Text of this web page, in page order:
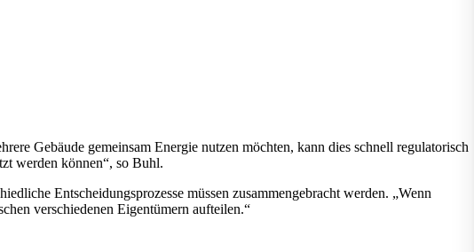
Gebäude gemeinsam Energie nutzen möchten, kann dies schnell regulatorisch
werden können“, so Buhl.
Entscheidungsprozesse müssen zusammengebracht werden. „Wenn
verschiedenen Eigentümern aufteilen.“